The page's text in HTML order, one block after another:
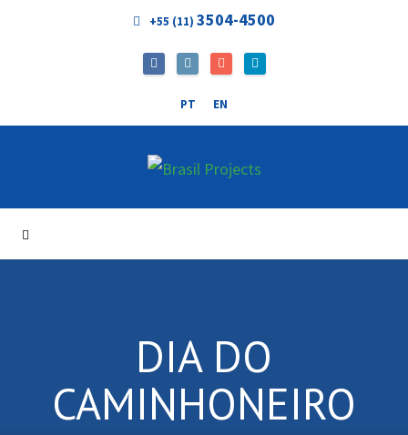
+55 (11) 3504-4500
PT EN
DIA DO
CAMINHONEIRO